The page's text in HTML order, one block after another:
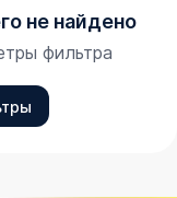
не найдено
фильтра